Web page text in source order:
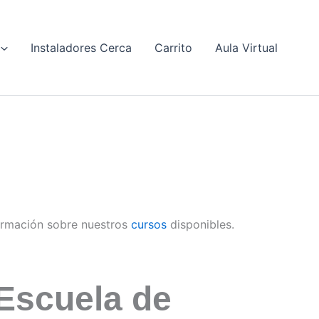
Instaladores Cerca Carrito Aula Virtual
sobre nuestros cursos disponibles.
de